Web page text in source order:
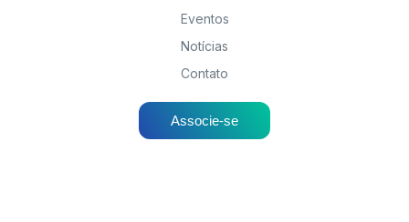
Eventos
Notícias
Contato
Associe-se